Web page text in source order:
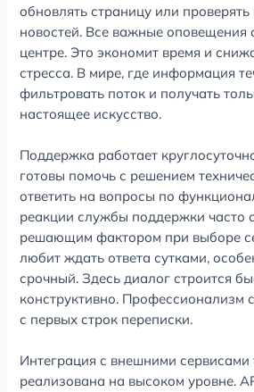
обновлять страницу или проверять
новостей. Все важные оповещения
центре. Это экономит время и
стресса. В мире, где информация
фильтровать поток и получать
настоящее искусство.
Поддержка работает
готовы помочь с решением
ответить на вопросы по
реакции службы поддержки часто
решающим фактором при выборе
любит ждать ответа сутками,
срочный. Здесь диалог строится
конструктивно. Профессионализм
с первых строк переписки.
Интеграция с внешними сервисами
реализована на высоком уровне.